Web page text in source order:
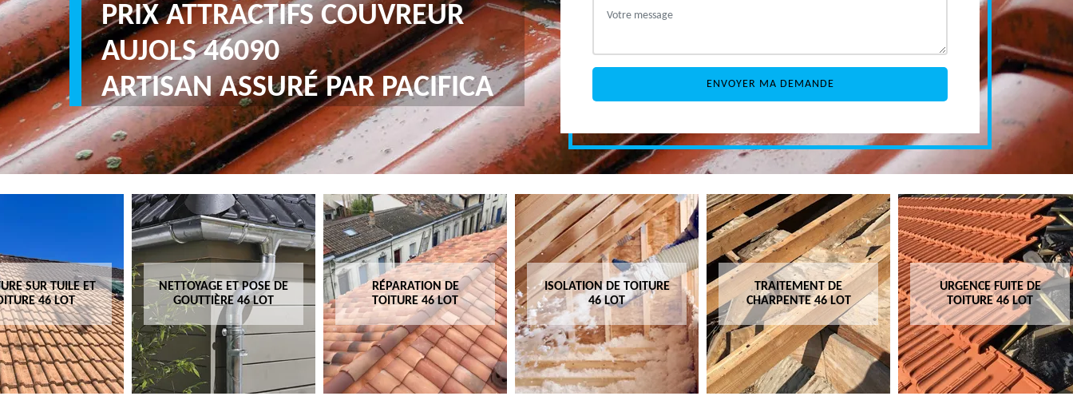
PRIX ATTRACTIFS COUVREUR
AUJOLS 46090
ARTISAN ASSURÉ PAR PACIFICA
ET POSE DE
46 LOT
RÉPARATION DE
TOITURE 46 LOT
ISOLATION DE TOITURE
46 LOT
TRAITEMENT DE
CHARPENTE 46 LOT
URGENCE FUITE DE
TOITURE 46 LOT
COUVREUR 46 LOT